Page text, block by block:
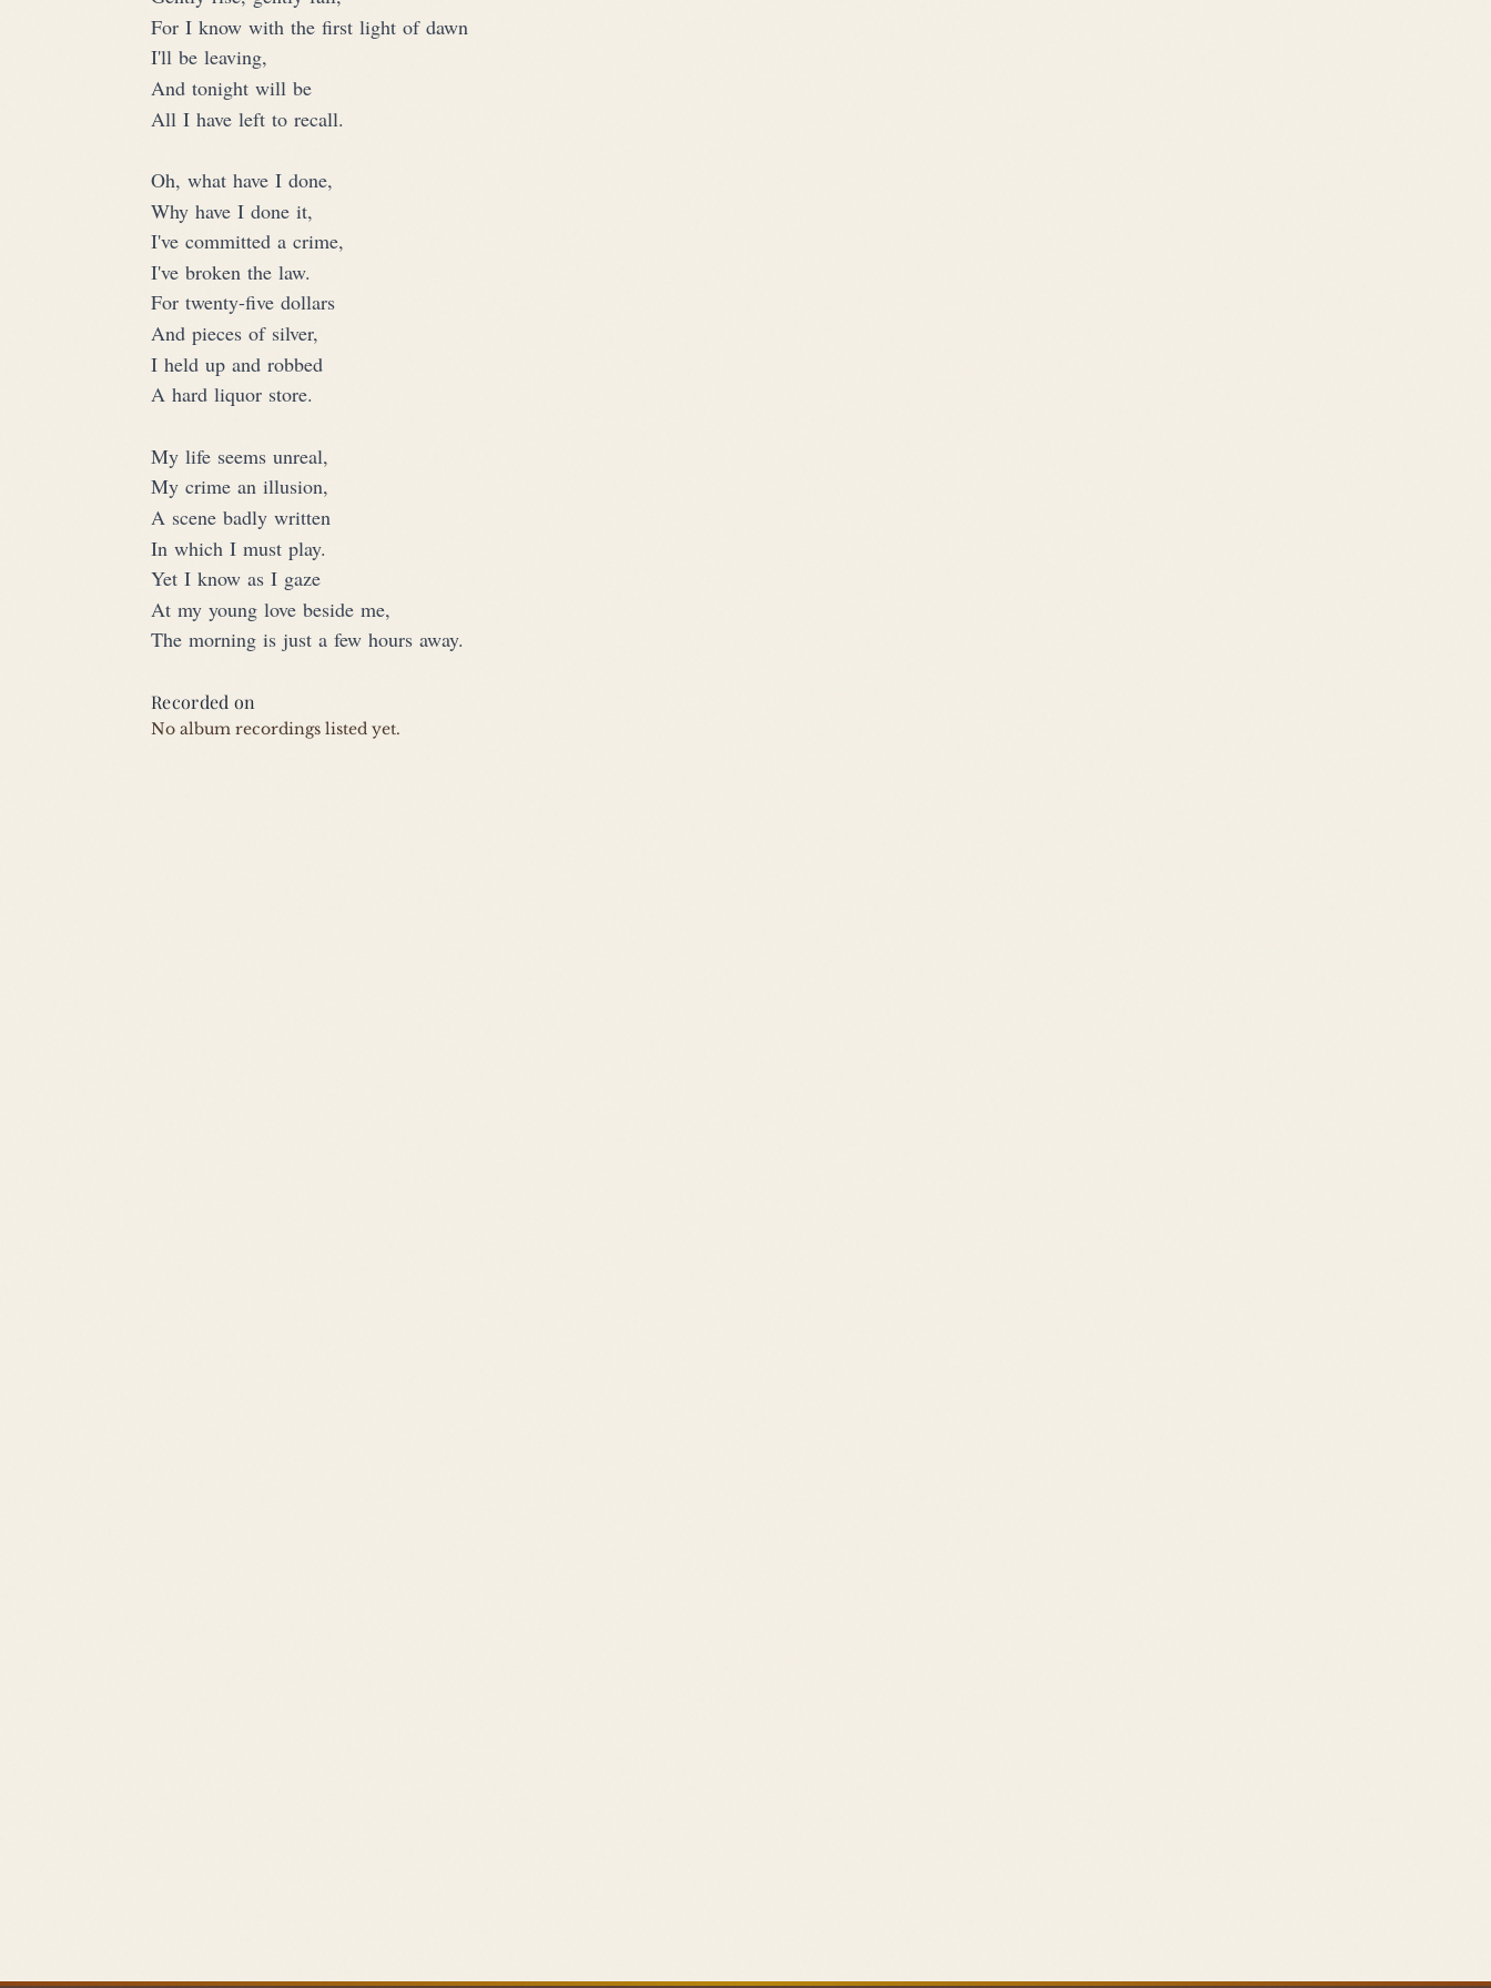
For I know with the first light of dawn
I'll be leaving,
And tonight will be
All I have left to recall.
Oh, what have I done,
Why have I done it,
I've committed a crime,
I've broken the law.
For twenty-five dollars
And pieces of silver,
I held up and robbed
A hard liquor store.
My life seems unreal,
My crime an illusion,
A scene badly written
In which I must play.
Yet I know as I gaze
At my young love beside me,
The morning is just a few hours away.
Recorded on
No album recordings listed yet.